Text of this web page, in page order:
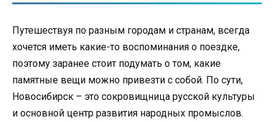
Путешествуя по разным городам и странам, всегда
хочется иметь какие-то воспоминания о поездке,
поэтому заранее стоит подумать о том, какие
памятные вещи можно привезти с собой. По сути,
Новосибирск – это сокровищница русской культуры
и основной центр развития народных промыслов.